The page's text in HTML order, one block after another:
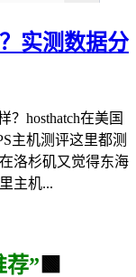
实测数据分
？hosthatch在美国
主机测评这里都测
洛杉矶又觉得东海
主机...
荐” 🟩